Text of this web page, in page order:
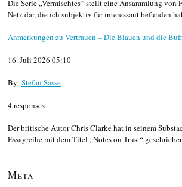
Die Serie „Vermischtes“ stellt eine Ansammlung von
Netz dar, die ich subjektiv für interessant befunden
Anmerkungen zu Vertrauen – Die Blauen und die
16. Juli 2026 05:10
By: Stefan Sasse
4 responses
Der britische Autor Chris Clarke hat in seinem
Essayreihe mit dem Titel „Notes on Trust“
Meta